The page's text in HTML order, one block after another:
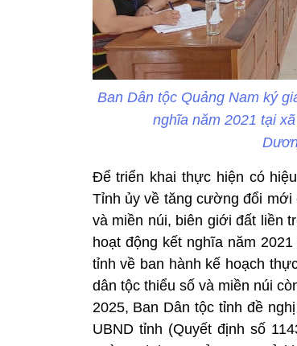
Ban Dân tộc Quảng Nam ký
nghĩa năm 2021 tại
Để triển khai thực hiện có
Tỉnh ủy về tăng cường đổi mới
và miền núi, biên giới đất liền
hoạt động kết nghĩa năm
tỉnh về ban hành kế hoạch
dân tộc thiểu số và miền núi
2025, Ban Dân tộc tỉnh đề
UBND tỉnh (Quyết định số